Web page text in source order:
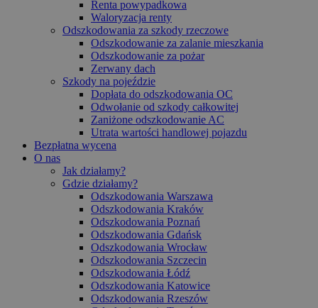
Renta powypadkowa
Waloryzacja renty
Odszkodowania za szkody rzeczowe
Odszkodowanie za zalanie mieszkania
Odszkodowanie za pożar
Zerwany dach
Szkody na pojeździe
Dopłata do odszkodowania OC
Odwołanie od szkody całkowitej
Zaniżone odszkodowanie AC
Utrata wartości handlowej pojazdu
Bezpłatna wycena
O nas
Jak działamy?
Gdzie działamy?
Odszkodowania Warszawa
Odszkodowania Kraków
Odszkodowania Poznań
Odszkodowania Gdańsk
Odszkodowania Wrocław
Odszkodowania Szczecin
Odszkodowania Łódź
Odszkodowania Katowice
Odszkodowania Rzeszów